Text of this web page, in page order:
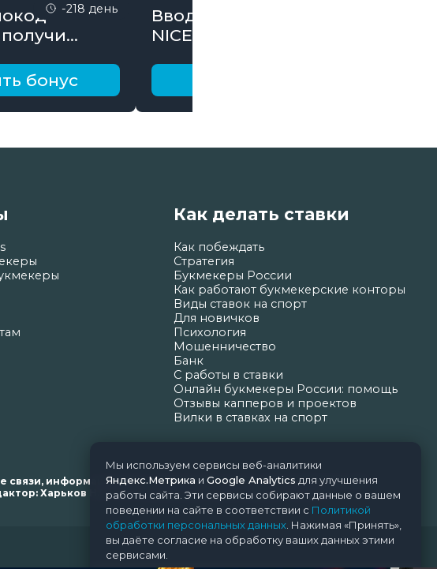
-218 день
получи
бонус
Вводи Промокод
NICE15000 и забирай
Как делать ставки
Как побеждать
Стратегия
Букмекеры России
Как работают букмекерские конторы
Виды ставок на спорт
Для новичков
Психология
Мошенничество
Банк
С работы в ставки
Онлайн букмекеры России: помощь
Отзывы капперов и проектов
Вилки в ставках на спорт
связи, информационных технологий и массовых коммуникаций
Харьков Н.Н. Почта редакции: support@nice-bets.ru
Мы используем сервисы веб-аналитики
Яндекс.Метрика и Google Analytics для улучшения
работы сайта. Эти сервисы собирают данные о вашем
поведении на сайте в соответствии с Политикой
обработки персональных данных . Нажимая «Принять»,
вы даёте согласие на обработку ваших данных этими
сервисами.